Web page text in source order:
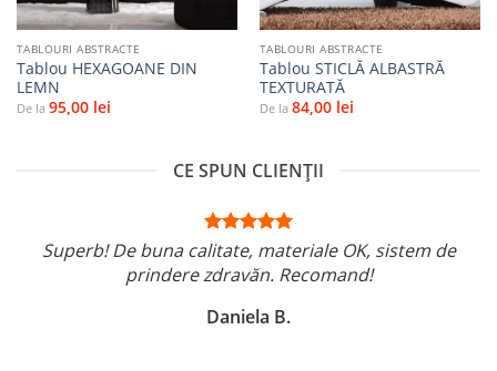
TABLOURI ABSTRACTE
Tablou HEXAGOANE DIN
LEMN
De la 95,00 lei
TABLOURI ABSTRACTE
Tablou STICLĂ ALBASTRĂ
TEXTURATĂ
De la 84,00 lei
CE SPUN CLIENȚII
Superb! De buna calitate, materiale OK, sistem de
prindere zdravăn. Recomand!
Daniela B.